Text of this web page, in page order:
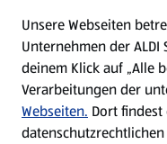
Nachhaltigkeit
Karriere
Unsere Webseiten
Unternehmen der ALDI
deinem Klick auf „Alle
Verarbeitungen der
Webseiten. Dort